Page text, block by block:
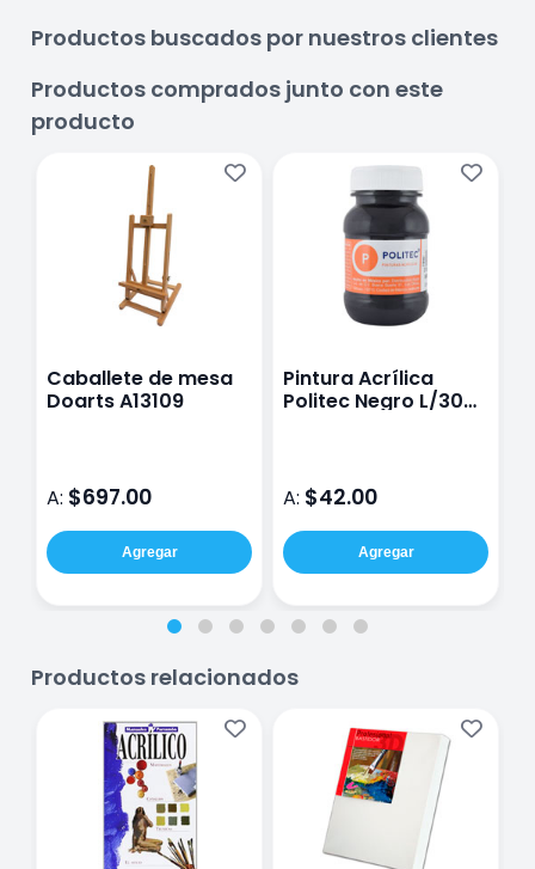
Productos buscados por nuestros clientes
Productos comprados junto con este
producto
Caballete de mesa
Doarts A13109
A: $697.00
Agregar
Pintura Acrílica
Politec Negro L/300
A: $42.00
Agregar
Productos relacionados